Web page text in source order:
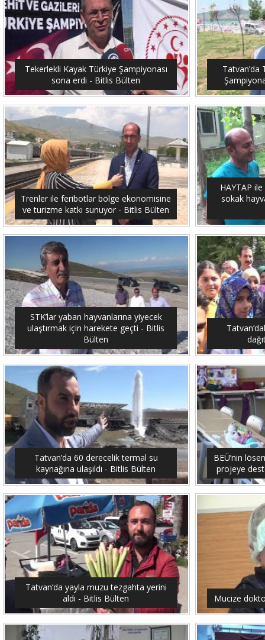
Tekerlekli Kayak Türkiye Şampiyonası
sona erdi - Bitlis Bülten
Tatvan’da
Trenler ile feribotlar bölge ekonomisine
ve turizme katkı sunuyor - Bitlis Bülten
HAYTAP
sokak
STK’lar yaban hayvanlarına yiyecek
ulaştırmak için harekete geçti - Bitlis
Bülten
Tatvan’da 60 derecelik termal su
kaynağına ulaşıldı - Bitlis Bülten
BEÜ’nin
projeye
Tatvan’da yayla muzu tezgahta yerini
aldı - Bitlis Bülten
Mucize